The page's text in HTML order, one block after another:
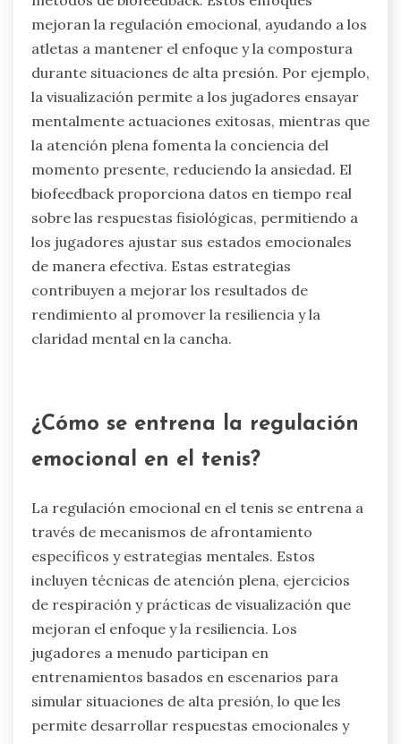
poco comunes utilizan los jugadores
profesionales?
Los jugadores profesionales utilizan estrategias
de afrontamiento poco comunes, como técnicas
de visualización, prácticas de atención plena y
métodos de biofeedback. Estos enfoques
mejoran la regulación emocional, ayudando a los
atletas a mantener el enfoque y la compostura
durante situaciones de alta presión. Por ejemplo,
la visualización permite a los jugadores ensayar
mentalmente actuaciones exitosas, mientras que
la atención plena fomenta la conciencia del
momento presente, reduciendo la ansiedad. El
de manera efectiva. Estas estrategias
contribuyen a mejorar los resultados de
claridad mental en la cancha.
¿Cómo se entrena la regulación
emocional en el tenis?
La regulación emocional en el tenis se entrena a
través de mecanismos de afrontamiento
específicos y estrategias mentales. Estos